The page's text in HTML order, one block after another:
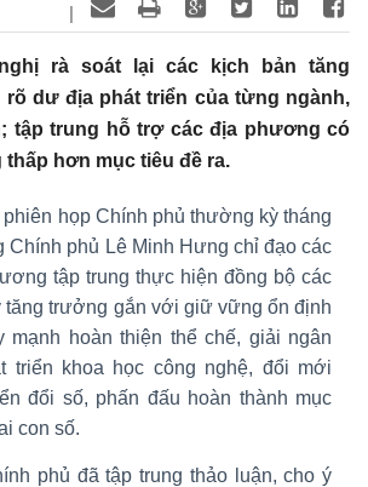
|
rà soát lại các kịch bản tăng
dư địa phát triển của từng ngành,
tập trung hỗ trợ các địa phương có
hơn mục tiêu đề ra.
phiên họp Chính phủ thường kỳ tháng
Chính phủ Lê Minh Hưng chỉ đạo các
tập trung thực hiện đồng bộ các
tăng trưởng gắn với giữ vững ổn định
mạnh hoàn thiện thể chế, giải ngân
triển khoa học công nghệ, đổi mới
đổi số, phấn đấu hoàn thành mục
con số.
phủ đã tập trung thảo luận, cho ý